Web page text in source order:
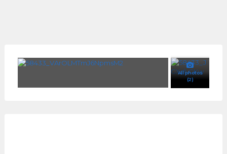
All photos
(2)